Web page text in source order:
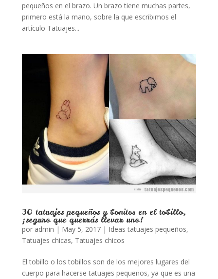
pequeños en el brazo. Un brazo tiene muchas partes,
primero está la mano, sobre la que escribimos el
artículo Tatuajes...
30 tatuajes pequeños y bonitos en el tobillo,
¡seguro que querrás llevar uno!
por admin | May 5, 2017| Ideas tatuajes pequeños,
Tatuajes chicas, Tatuajes chicos
El tobillo o los tobillos son de los mejores lugares del
cuerpo para hacerse tatuajes pequeños, ya que es una